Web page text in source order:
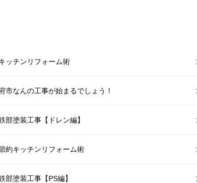
ッチンリフォーム術
市なんの工事が始まるでしょう！
部塗装工事【ドレン編】
約キッチンリフォーム術
部塗装工事【PS編】